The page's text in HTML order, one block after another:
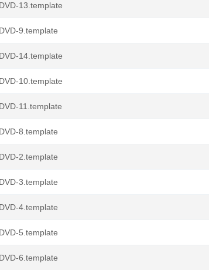
13.template
9.template
14.template
10.template
11.template
8.template
2.template
3.template
4.template
5.template
6.template